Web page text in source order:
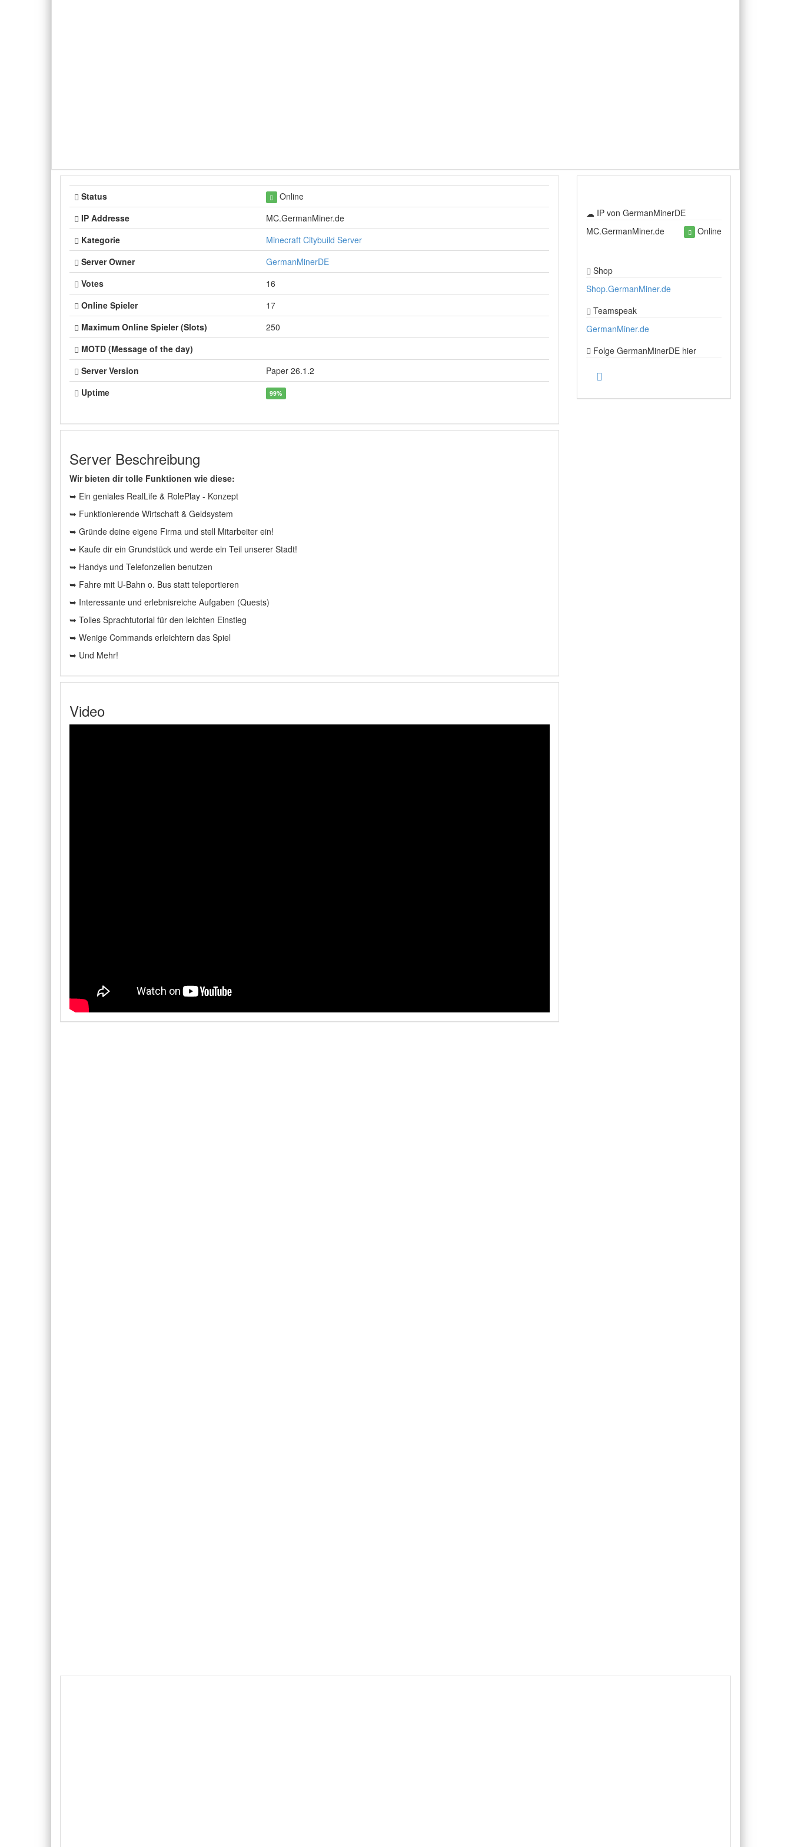
Status
Online
IP Addresse
MC.GermanMiner.de
Kategorie
Minecraft Citybuild Server
Server Owner
GermanMinerDE
Votes
16
Online Spieler
17
Maximum Online Spieler (Slots)
250
MOTD (Message of the day)
Server Version
Paper 26.1.2
Uptime
99%
Server Beschreibung
Wir bieten dir tolle Funktionen wie diese:
➥ Ein geniales RealLife & RolePlay - Konzept
➥ Funktionierende Wirtschaft & Geldsystem
➥ Gründe deine eigene Firma und stell Mitarbeiter ein!
➥ Kaufe dir ein Grundstück und werde ein Teil unserer Stadt!
➥ Handys und Telefonzellen benutzen
➥ Fahre mit U-Bahn o. Bus statt teleportieren
➥ Interessante und erlebnisreiche Aufgaben (Quests)
➥ Tolles Sprachtutorial für den leichten Einstieg
➥ Wenige Commands erleichtern das Spiel
➥ Und Mehr!
Video
IP von GermanMinerDE
MC.GermanMiner.de
Online
Shop
Shop.GermanMiner.de
Teamspeak
GermanMiner.de
Folge GermanMinerDE hier